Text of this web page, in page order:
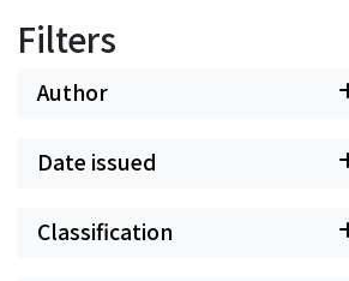
Filters
Author
Date issued
Classification